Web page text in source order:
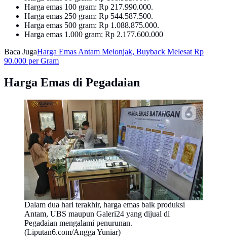
Harga emas 100 gram: Rp 217.990.000.⁠
Harga emas 250 gram: Rp 544.587.500.⁠
Harga emas 500 gram: Rp 1.088.875.000.⁠
Harga emas 1.000 gram: Rp 2.177.600.000
Baca JugaHarga Emas Antam Melonjak, Buyback Melesat Rp
90.000 per Gram
Harga Emas di Pegadaian
Dalam dua hari terakhir, harga emas baik produksi
Antam, UBS maupun Galeri24 yang dijual di
Pegadaian mengalami penurunan.
(Liputan6.com/Angga Yuniar)